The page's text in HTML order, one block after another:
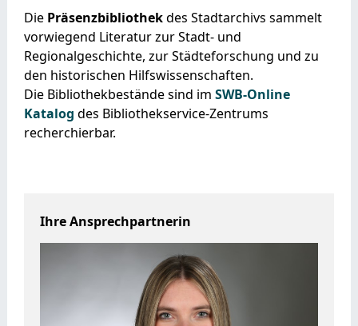
Ihre Ansprechpartnerin
Die Präsenzbibliothekdes Stadtarchivs sammelt
vorwiegend Literatur zur Stadt- und
Regionalgeschichte, zur Städteforschung und zu
den historischen Hilfswissenschaften.
Die Bibliothekbestände sind im SWB-Online
Katalog des Bibliothekservice-Zentrums
recherchierbar.